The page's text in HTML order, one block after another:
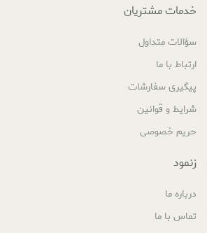
خدمات مشتریان
سؤالات متداول
ارتباط با ما
پیگیری سفارشات
شرایط و قوانین
حریم خصوصی
زنمود
درباره ما
تماس با ما